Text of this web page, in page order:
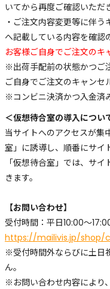
いてから再度ご確認いただ
・ご注文内容変更等に伴
へ記載している内容を確認
お客様ご自身でご注文のキ
※出荷手配前の状態かつご
ご自身でご注文のキャンセ
※コンビニ決済かつ入金済
＜仮想待合室の導入につい
当サイトへのアクセスが集
室」に誘導し、順番にサイ
「仮想待合室」では、サ
きます。
【お問い合わせ】
受付時間：平日10:00～
https://mailivis.jp/
※受付時間外ならびに土日
ん。
※お問い合わせ内容により